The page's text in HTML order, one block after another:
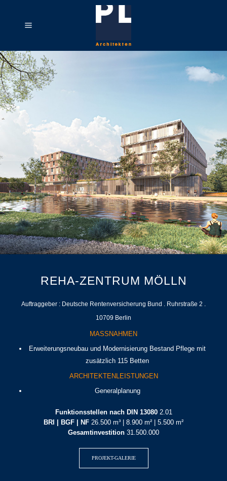
REHA-ZENTRUM MÖLLN
Auftraggeber : Deutsche Rentenversicherung Bund . Ruhrstraße 2 .
10709 Berlin
MASSNAHMEN
Erweiterungsneubau und Modernisierung Bestand Pflege mit
zusätzlich 115 Betten
ARCHITEKTENLEISTUNGEN
Generalplanung
Funktionsstellen nach DIN 130802.01
BRI | BGF | NF 26.500 m³ | 8.900 m² | 5.500 m²
Gesamtinvestition 31.500.000
PROJEKT-GALERIE